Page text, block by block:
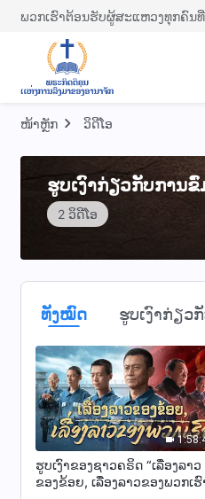
ພວກເຮົາຕ້ອນຮັບຜູ້ສະແຫວງທຸກຄົນ
ໜ້າຫຼັກ ​ວິ​ດີ​ໂອ
ຮູບເງົາກ່ຽວກັບການ
2 ວິດີໂອ
ທັງໝົດ ຮູບເງົາກ່ຽວ
ຮູບເງົາຂອງຊາວຄຣິດ “ເລື່ອງລາວ
ຂອງຂ້ອຍ, ເລື່ອງລາວຂອງພວກເຮົ